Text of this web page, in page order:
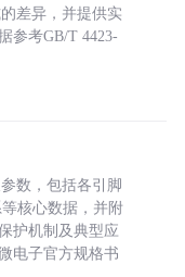
差异，并提供实
参考GB/T 4423-
数，包括各引脚
核心数据，并附
护机制及典型应
电子官方规格书